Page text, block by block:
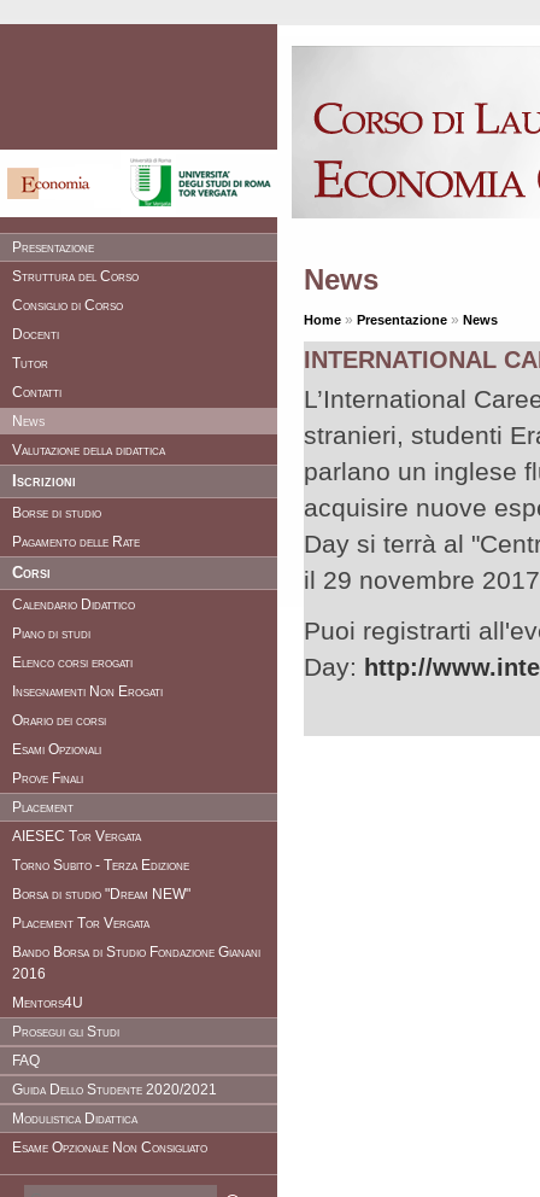
Presentazione
Struttura del Corso
Consiglio di Corso
Docenti
Tutor
Contatti
News
Valutazione della didattica
Iscrizioni
Borse di studio
Pagamento delle Rate
Corsi
Calendario Didattico
Piano di studi
Elenco corsi erogati
Insegnamenti Non Erogati
Orario dei corsi
Esami Opzionali
Prove Finali
Placement
AIESEC Tor Vergata
Torno Subito - Terza Edizione
Borsa di studio "Dream NEW"
Placement Tor Vergata
Bando Borsa di Studio Fondazione Gianani
2016
Mentors4U
Prosegui gli Studi
FAQ
Guida Dello Studente 2020/2021
Modulistica Didattica
Esame Opzionale Non Consigliato
News
Home » Presentazione » News
INTERNATIONAL
L’International
stranieri, studenti
parlano un inglese
acquisire nuove
Day si terrà al
il 29 novembre
Puoi registrarti
Day: http://